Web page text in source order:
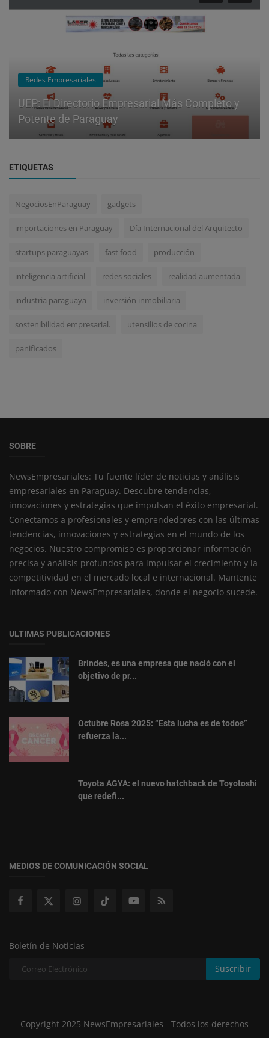
Redes Empresariales
UEP: El Directorio Empresarial Más Completo y
Potente de Paraguay
ETIQUETAS
NegociosEnParaguay gadgets
importaciones en Paraguay Día Internacional del Arquitecto
startups paraguayas fast food producción
inteligencia artificial redes sociales realidad aumentada
industria paraguaya inversión inmobiliaria
sostenibilidad empresarial. utensilios de cocina
panificados
SOBRE
NewsEmpresariales: Tu fuente líder de noticias y análisis
empresariales en Paraguay. Descubre tendencias,
innovaciones y estrategias que impulsan el éxito empresarial.
Conectamos a profesionales y emprendedores con las últimas
tendencias, innovaciones y estrategias en el mundo de los
negocios. Nuestro compromiso es proporcionar información
precisa y análisis profundos para impulsar el crecimiento y la
competitividad en el mercado local e internacional. Mantente
informado con NewsEmpresariales, donde el negocio sucede.
ULTIMAS PUBLICACIONES
Brindes, es una empresa que nació con el
objetivo de pr...
Octubre Rosa 2025: “Esta lucha es de todos”
refuerza la...
Toyota AGYA: el nuevo hatchback de Toyotoshi
que redefi...
MEDIOS DE COMUNICACIÓN SOCIAL
Boletín de Noticias
Suscribir
Copyright 2025 NewsEmpresariales - Todos los derechos